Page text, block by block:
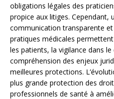
obligations légales des
propice aux litiges. Cependant,
communication transparente
pratiques médicales
les patients, la vigilance dans
compréhension des enjeux
meilleures protections.
plus grande protection des
professionnels de santé à